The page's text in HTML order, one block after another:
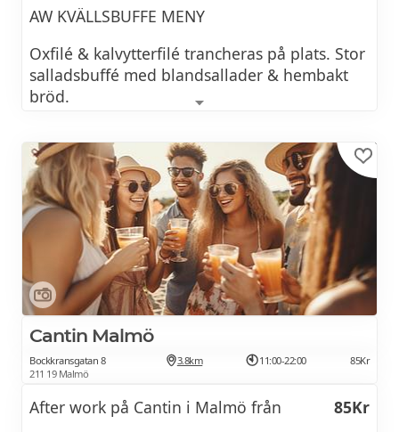
AW KVÄLLSBUFFE MENY
Oxfilé & kalvytterfilé trancheras på plats. Stor
salladsbuffé med blandsallader & hembakt
bröd.
potatisgratäng, rostade rotfrukter, grönsaker,
olika såser & naturligtvis vår berömda
béarnaise. Inkl. kaffe.
Cava glas
110Kr
Cava flaska
625Kr
Vin glas från
98Kr
Vin flaska från
Cantin Malmö
Bockkransgatan 8
211 19 Malmö
3.8km 11:00-22:00 85Kr
After work på Cantin i Malmö från
85Kr